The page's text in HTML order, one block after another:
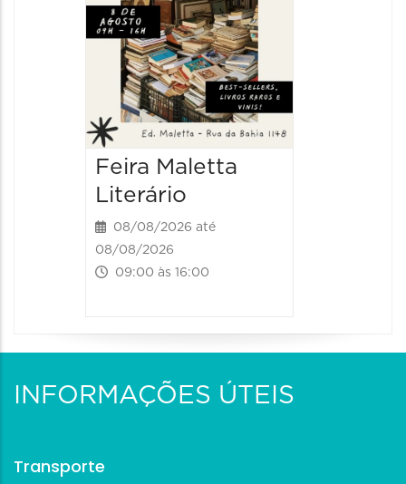
Feira Maletta
Literário
08/08/2026 até
08/08/2026
09:00 às 16:00
INFORMAÇÕES ÚTEIS
Transporte